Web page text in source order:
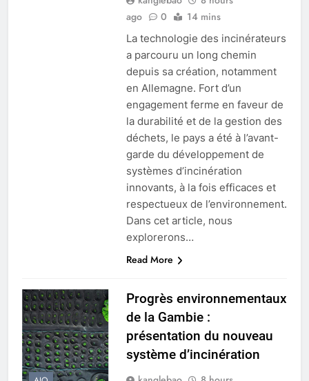
ago
0 14 mins
La technologie des incinérateurs
a parcouru un long chemin
depuis sa création, notamment
en Allemagne. Fort d’un
engagement ferme en faveur de
la durabilité et de la gestion des
déchets, le pays a été à l’avant-
garde du développement de
systèmes d’incinération
innovants, à la fois efficaces et
respectueux de l’environnement.
Dans cet article, nous
explorerons…
Read More
Progrès environnementaux
de la Gambie :
présentation du nouveau
système d’incinération
Explorer les implications
incinérateur au Pérou
Solutions durables : comment
les incinérateurs norvégiens
font la différence
AIO
Faire monter la pression : le
projet controversé
d’incinérateur au Mexique
suscite un débat national
Soudan sur la santé publique et
la durabilité environnementale
AIO
2
– Examen de l’impact potentiel